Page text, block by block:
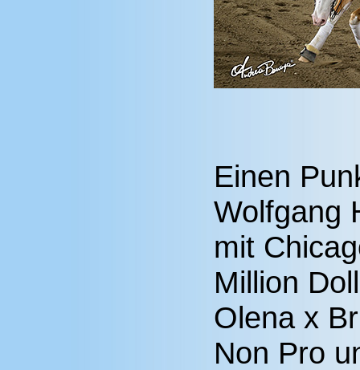
Einen
Wolfgang
mit
Million
Olena x
Non Pro